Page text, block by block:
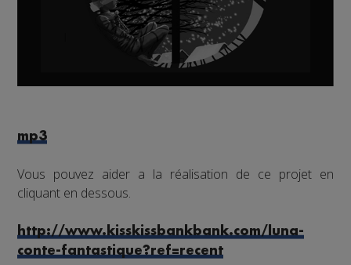
mp3
Vous pouvez aider a la réalisation de ce projet en
cliquant en dessous.
http://www.kisskissbankbank.com/luna-
conte-fantastique?ref=recent